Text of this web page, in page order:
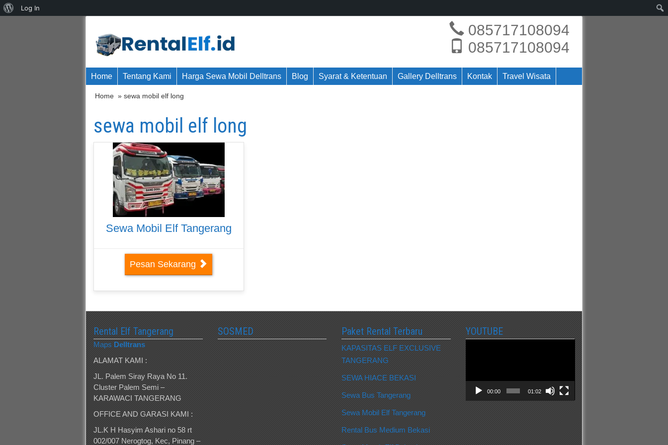
085717108094
085717108094
Home Tentang Kami Harga Sewa Mobil Delltrans Blog Syarat & Ketentuan Gallery Delltrans Kontak Travel Wisata
Home » sewa mobil elf long
sewa mobil elf long
Sewa Mobil Elf Tangerang
Pesan Sekarang
Rental Elf Tangerang
Maps Delltrans
ALAMAT KAMI :
JL. Palem Siray Raya No 11.
Cluster Palem Semi –
KARAWACI TANGERANG
OFFICE AND GARASI KAMI :
JL.K H Hasyim Ashari no 58 rt
002/007 Nerogtog, Kec, Pinang –
SOSMED Paket Rental Terbaru
KAPASITAS ELF EXCLUSIVE
TANGERANG
SEWA HIACE BEKASI
Sewa Bus Tangerang
Sewa Mobil Elf Tangerang
Rental Bus Medium Bekasi
YOUTUBE
00:00 01:02
About
Log In